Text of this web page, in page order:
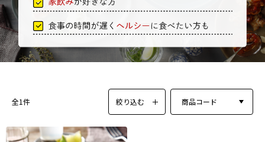
絞り込む 商品コード
全1件